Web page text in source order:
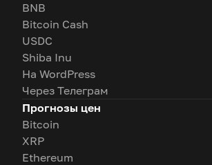
BNB
Bitcoin Cash
USDC
Shiba Inu
На WordPress
Через Телеграм
Прогнозы цен
Bitcoin
XRP
Ethereum